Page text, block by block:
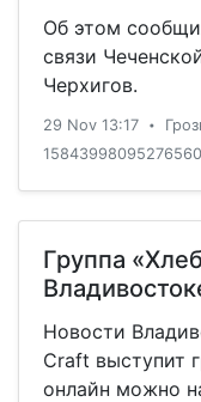
Об этом
связи
Черхигов.
29 Nov 13:17 •
Группа
Новости
Craft выступит
онлайн можно